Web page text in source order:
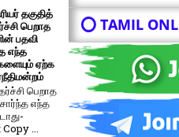
⭕ TAMIL
தகுதித்
பெறாத
பதவி
எந்த
ஏற்க
பெறாத
எந்த
...